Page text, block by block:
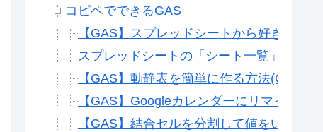
コピペでできるGAS
【GAS】スプレッドシートから好きな
スプレッドシートの「シート一覧」を自
【GAS】動静表を簡単に作る方法(Gスプ
【GAS】Googleカレンダーにリマイン
【GAS】結合セルを分割して値をいれる